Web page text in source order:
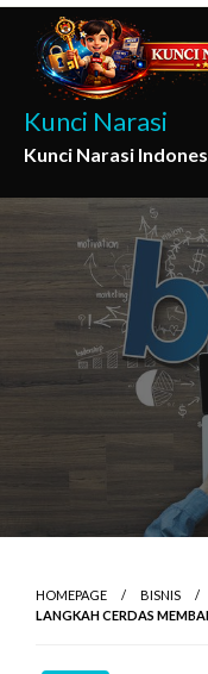
Skip
content
Kunci Narasi
Kunci Narasi
HOMEPAGE
BISNIS
LANGKAH CERDAS